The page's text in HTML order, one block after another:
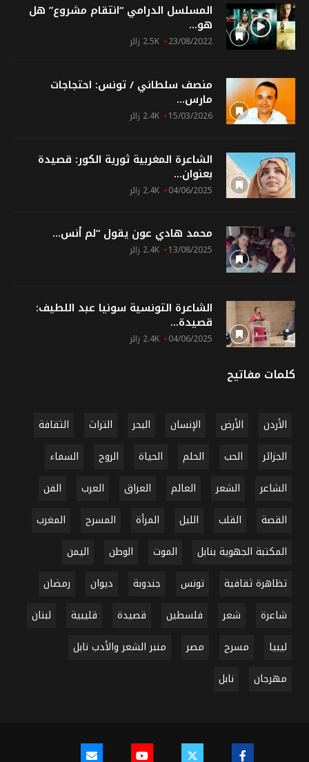
المسلسل الدرامي “انتقام مشروع” هل
هو...
23/08/2022 2.5K زائر
منصف سلطاني / تونس: احتجاجات
مارس...
15/03/2026 2.4K زائر
الشاعرة المغربية ثورية الكور: قصيدة
بعنوان...
04/06/2025 2.4K زائر
محمد هادي عون يقول “لم أنس...
13/08/2025 2.4K زائر
الشاعرة التونسية سونيا عبد اللطيف:
قصيدة...
04/06/2025 2.4K زائر
كلمات مفاتيح
الأردن الأرض الإنسان البحر التراث
الثقافة
الجزائر
الحب الحلم الحياة الروح
السماء
الشاعر
الشعر العالم العراق العرب
الفن
القصة
القلب الليل المرأة المسرح
المغرب
المكتبة الجهوية بنابل
الموت الوطن
اليمن
تظاهرة ثقافية
تونس جندوبة ديوان
رمضان
شاعرة
شعر فلسطين قصيدة قليبية
لبنان
ليبيا
مسرح مصر
منبر الشعر والأدب نابل
مهرجان
نابل